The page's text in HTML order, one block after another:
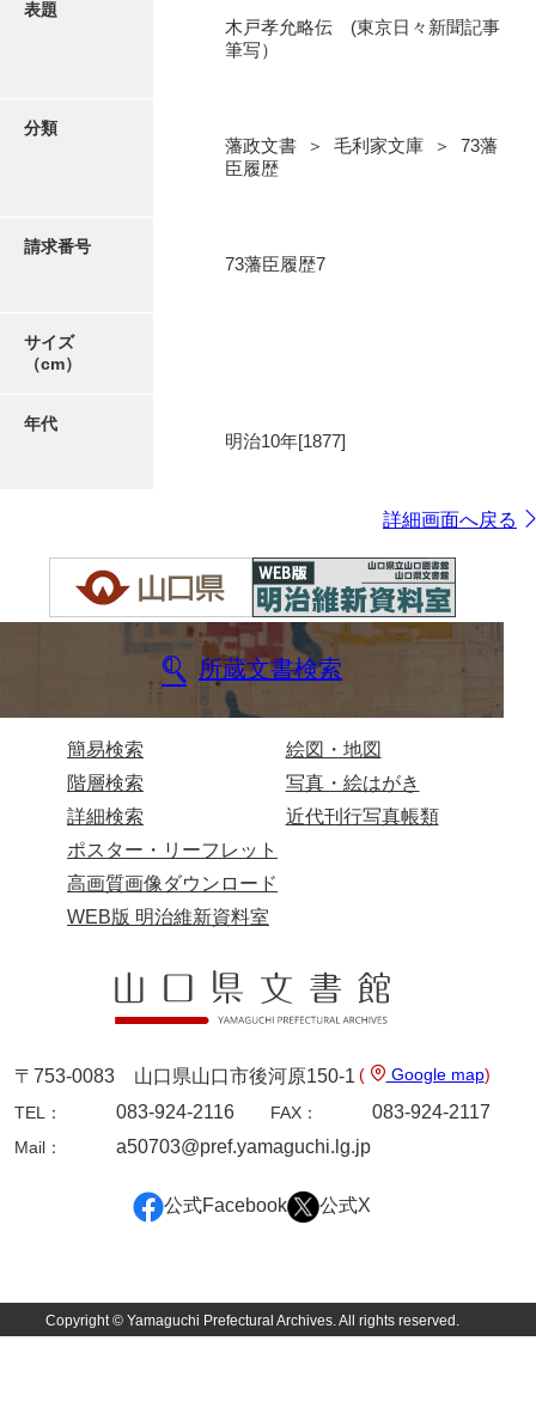
9ページ
表題
木戸孝允略伝 (東京日々新聞記事
筆写）
分類
藩政文書 ＞ 毛利家文庫 ＞ 73藩
臣履歴
請求番号
73藩臣履歴7
サイズ
（cm）
年代
明治10年[1877]
詳細画面へ戻る
所蔵文書検索
簡易検索
階層検索
詳細検索
絵図・地図
写真・絵はがき
近代刊行写真帳類
ポスター・リーフレット
高画質画像ダウンロード
WEB版 明治維新資料室
〒753-0083 山口県山口市後河原150-1 ( Google map)
TEL：
083-924-2116 FAX： 083-924-2117
Mail： a50703@pref.yamaguchi.lg.jp
公式Facebook 公式X
Copyright © Yamaguchi Prefectural Archives. All rights reserved.